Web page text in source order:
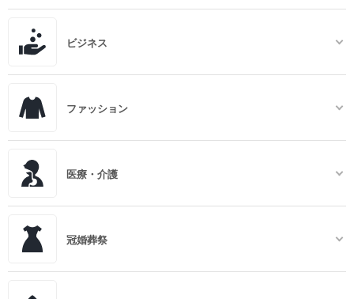
ビジネス
ファッション
医療・介護
冠婚葬祭